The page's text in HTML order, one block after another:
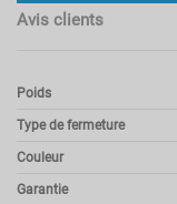
Avis clients
Poids
Type de fermeture
Couleur
Garantie